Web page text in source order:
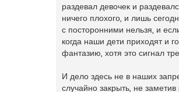
раздевал девочек и
ничего плохого, и лишь
с посторонними нельзя, и
когда наши дети приходят и
фантазию, хотя это сигнал
И дело здесь не в наших
случайно закрыть, не